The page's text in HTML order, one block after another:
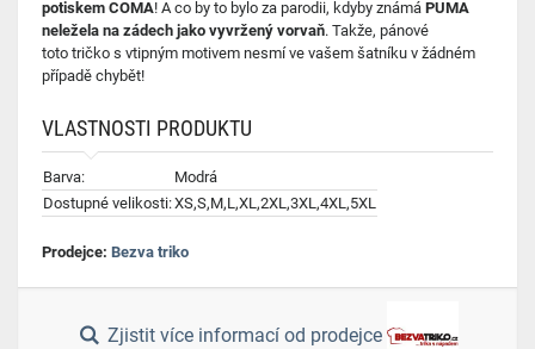
potiskem COMA! A co by to bylo za parodii, kdyby známá PUMA
neležela na zádech jako vyvržený vorvaň. Takže, pánové
toto tričko s vtipným motivem nesmí ve vašem šatníku v žádném
případě chybět!
VLASTNOSTI PRODUKTU
Barva:
Modrá
Dostupné velikosti:XS,S,M,L,XL,2XL,3XL,4XL,5XL
Prodejce: Bezva triko
Zjistit více informací od prodejce